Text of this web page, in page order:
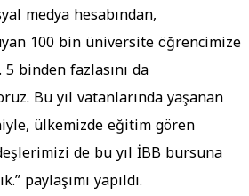
medya hesabından,
100 bin üniversite öğrencimize
binden fazlasını da
Bu yıl vatanlarında yaşanan
ülkemizde eğitim gören
de bu yıl İBB bursuna
paylaşımı yapıldı.